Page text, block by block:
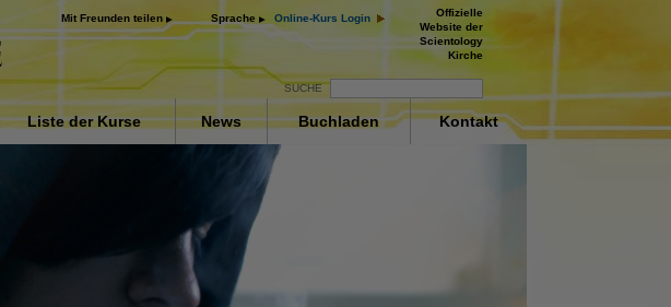
Mit Freunden teilen Sprache Online-Kurs Login
Offizielle
Website der
Scientology
Kirche
SUCHE
Liste der Kurse
Beistände für Krankheiten und
News Buchladen Kontakt